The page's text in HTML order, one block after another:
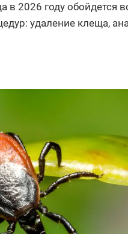
2026 году обойдется
удаление клеща,